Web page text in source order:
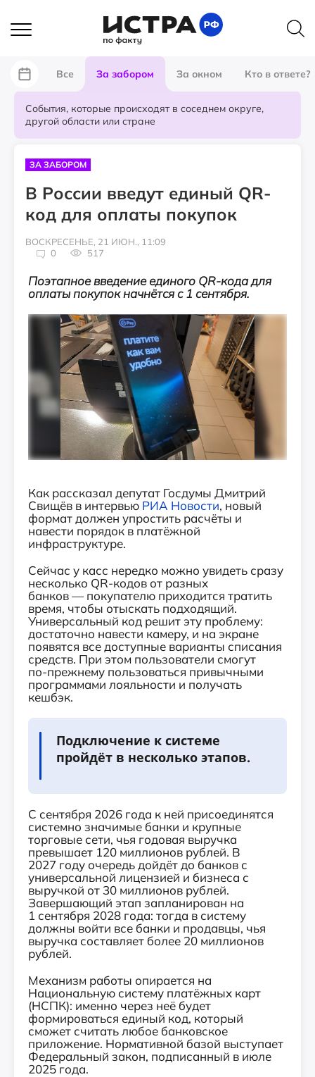
Все За забором За окном Кто в ответе?
События, которые происходят в соседнем округе,
другой области или стране
ЗА ЗАБОРОМ
В России введут единый QR-
код для оплаты покупок
ВОСКРЕСЕНЬЕ, 21 ИЮН., 11:09
0
517
Поэтапное введение единого QR‑кода для
оплаты покупок начнётся с 1 сентября.
Как рассказал депутат Госдумы Дмитрий
Свищёв в интервью РИА Новости, новый
формат должен упростить расчёты и
навести порядок в платёжной
инфраструктуре.
Сейчас у касс нередко можно увидеть сразу
несколько QR‑кодов от разных
банков — покупателю приходится тратить
время, чтобы отыскать подходящий.
Универсальный код решит эту проблему:
достаточно навести камеру, и на экране
появятся все доступные варианты списания
средств. При этом пользователи смогут
по‑прежнему пользоваться привычными
программами лояльности и получать
кешбэк.
Подключение к системе
пройдёт в несколько этапов.
С сентября 2026 года к ней присоединятся
системно значимые банки и крупные
торговые сети, чья годовая выручка
превышает 120 миллионов рублей. В
2027 году очередь дойдёт до банков с
универсальной лицензией и бизнеса с
выручкой от 30 миллионов рублей.
Завершающий этап запланирован на
1 сентября 2028 года: тогда в систему
должны войти все банки и продавцы, чья
выручка составляет более 20 миллионов
рублей.
Механизм работы опирается на
Национальную систему платёжных карт
(НСПК): именно через неё будет
формироваться единый код, который
сможет считать любое банковское
приложение. Нормативной базой выступает
Федеральный закон, подписанный в июле
2025 года.